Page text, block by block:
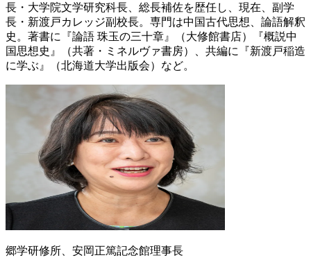
長・大学院文学研究科長、総長補佐を歴任し、現在、副学
長・新渡戸カレッジ副校長。専門は中国古代思想、論語解釈
史。著書に『論語 珠玉の三十章』（大修館書店）『概説中
国思想史』（共著・ミネルヴァ書房）、共編に『新渡戸稲造
に学ぶ』（北海道大学出版会）など。
郷学研修所、安岡正篤記念館理事長